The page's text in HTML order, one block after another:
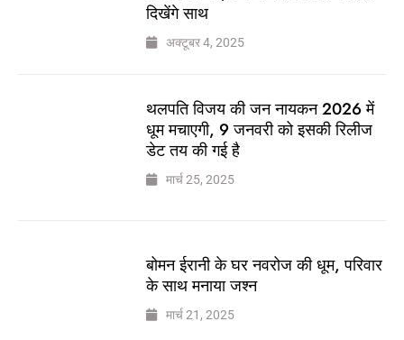
दिखेंगे साथ
अक्टूबर 4, 2025
थलपति विजय की जन नायकन 2026 में
धूम मचाएगी, 9 जनवरी को इसकी रिलीज
डेट तय की गई है
मार्च 25, 2025
बोमन ईरानी के घर नवरोज की धूम, परिवार
के साथ मनाया जश्न
मार्च 21, 2025